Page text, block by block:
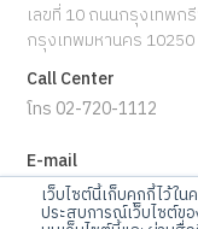
เว็บไซต์นี้เก็บคุกกี้ไว้ใ
ประสบการณ์เว็บไซต์ข
เลขที่ 10 ถนนกรุงเทพก
กรุงเทพมหานคร 10250
Call Center
โทร 02-720-1112
E-mail
info@jorakay.co.th